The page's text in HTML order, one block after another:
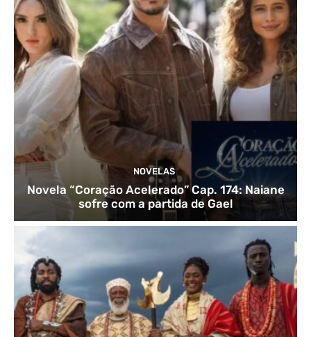
NOVELAS
Novela “Coração Acelerado” Cap. 174: Naiane
sofre com a partida de Gael